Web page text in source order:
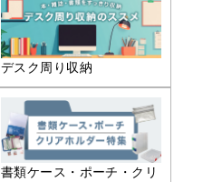
デスク周り収納
書類ケース・ポーチ・クリ